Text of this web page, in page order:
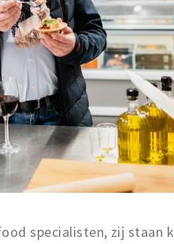
specialisten, zij staan